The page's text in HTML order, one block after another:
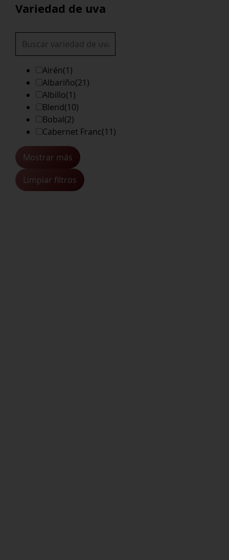
Variedad de uva
Airén(1)
Albariño(21)
Albillo(1)
Blend(10)
Bobal(2)
Cabernet Franc(11)
Mostrar más
Limpiar filtros